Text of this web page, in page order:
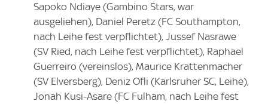
Sapoko Ndiaye (Gambino Stars, war
ausgeliehen), Daniel Peretz (FC Southampton,
nach Leihe fest verpflichtet), Jussef Nasrawe
(SV Ried, nach Leihe fest verpflichtet), Raphael
Guerreiro (vereinslos), Maurice Krattenmacher
(SV Elversberg), Deniz Ofli (Karlsruher SC, Leihe),
Jonah Kusi-Asare (FC Fulham, nach Leihe fest